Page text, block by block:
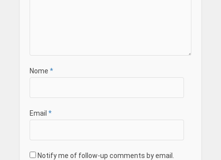
Nome *
Email *
Notify me of follow-up comments by email.